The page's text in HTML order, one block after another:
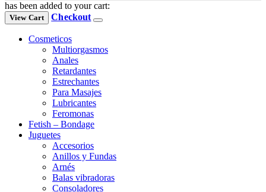
has been added to your cart:
View Cart Checkout
Cosmeticos
Multiorgasmos
Anales
Retardantes
Estrechantes
Para Masajes
Lubricantes
Feromonas
Fetish – Bondage
Juguetes
Accesorios
Anillos y Fundas
Arnés
Balas vibradoras
Consoladores